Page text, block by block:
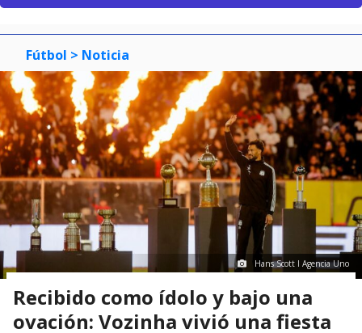
Fútbol > Noticia
Hans Scott I Agencia Uno
Recibido como ídolo y bajo una
ovación: Vozinha vivió una fiesta